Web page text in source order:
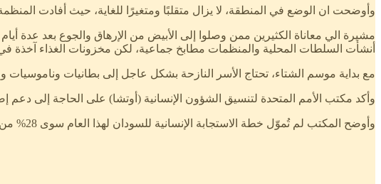
وأوضحت ان الوضع في المنطقة، لا يزال متقلبًا ومتغيرًا للغاية، حيث أفادت المنظمة
أنشأت السلطات المحلية والمنظمات مطابخ جماعية، لكن مخزونات الغذاء آخذة في
مع بداية موسم الشتاء، تحتاج الأسر النازحة بشكل عاجل إلى بطانيات
وأكد مكتب الأمم المتحدة لتنسيق الشؤون الإنسانية (أوتشا) على الحاجة إلى دعم
وأوضح المكتب لم تُموّل خطة الاستجابة الإنسانية للسودان لهذا العام سوى 28% من هذه الاحتياجات، حيث تم استلام 1.17 مليار دولار أمريكي حتى الآن من أصل 4.16 مليار دولار أمريكي المطلوبة.